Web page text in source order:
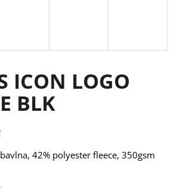
ICON LOGO
BLK
42% polyester fleece, 350gsm